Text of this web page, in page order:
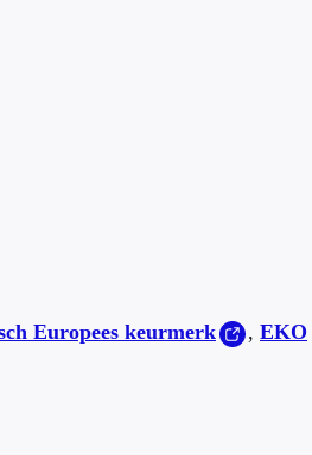
Europees keurmerk , EKO